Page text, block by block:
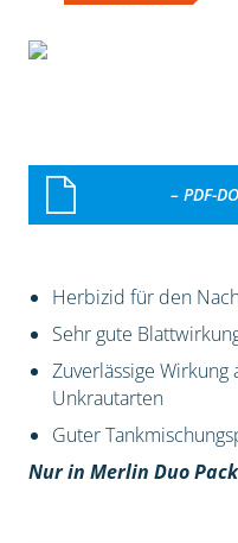
– PDF-
Herbizid für den
Sehr gute
Zuverlässige
Unkrautarten
Guter
Nur in Merlin Duo